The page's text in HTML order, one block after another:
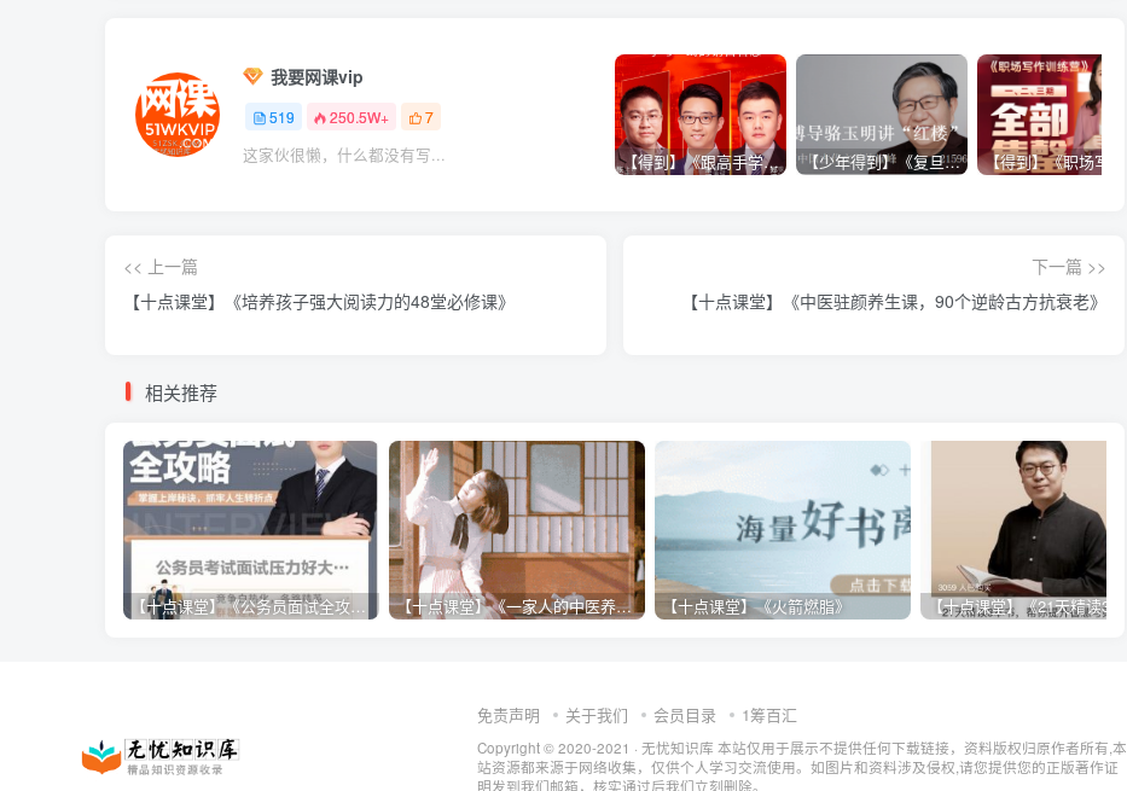
我要网课vip
519 250.5W+ 7
这家伙很懒，什么都没有写... 【得到】《跟高手学销售系列课》 【少年得到】《复旦博导骆玉明讲“红楼”》
<< 上一篇
【十点课堂】《培养孩子强大阅读力的48堂必修课》
下一篇 >>
【十点课堂】《中医驻颜养生课，90个逆龄古方抗衰老》
相关推荐
【十点课堂】《公务员面试全攻略》 【十点课堂】《一家人的中医养生小金方》 【十点课堂】《火箭燃脂》
免责声明 关于我们 会员目录 1筹百汇
Copyright © 2020-2021 · 无忧知识库 本站仅用于展示不提供任何下载链接，资料版权归原作者所有,本
站资源都来源于网络收集，仅供个人学习交流使用。如图片和资料涉及侵权,请您提供您的正版著作证
明发到我们邮箱，核实通过后我们立刻删除。